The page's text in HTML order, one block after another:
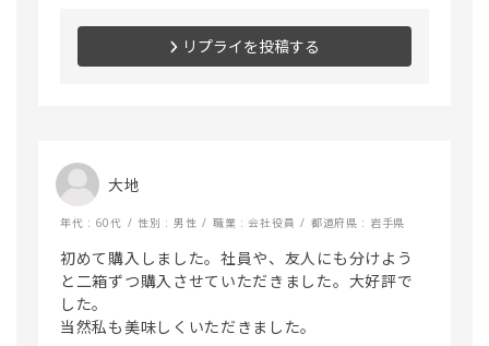
リプライを投稿する
大地
年代 : 60代 性別 : 男性 職業 : 会社役員 都道府県 : 岩手県
初めて購入しました。社員や、友人にも分けよう
と二箱ずつ購入させていただきました。大好評で
した。